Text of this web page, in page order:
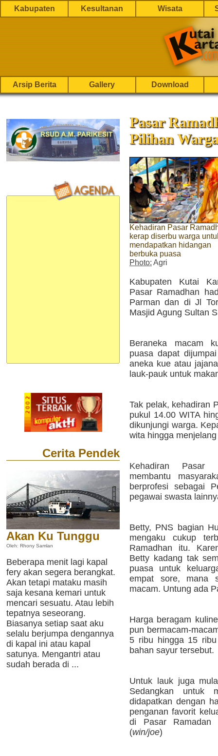
Kabupaten Kesultanan Wisata
Arsip Berita Gallery Download
Cerita Pendek
Akan Ku Tunggu
Oleh: Rhony Samlan
Beberapa menit lagi kapal
fery akan segera berangkat.
Akan tetapi mataku masih
saja kesana kemari untuk
mencari sesuatu. Atau lebih
tepatnya seseorang.
Biasanya setiap saat aku
selalu berjumpa dengannya
di kapal ini atau kapal
satunya. Mengantri atau
sudah berada di ...
Pasar
Pilihan
Kehadiran Pasar
kerap diserbu warga
mendapatkan hidangan
berbuka puasa
Photo: Agri
Kabupaten Kutai
Pasar Ramadhan
Parman dan di Jl
Masjid Agung Sultan
Beraneka macam
puasa dapat
aneka kue atau
lauk-pauk untuk
Tak pelak, kehadiran
pukul 14.00 WITA
dikunjungi warga.
wita hingga
Kehadiran Pasar
membantu
berprofesi sebagai
pegawai swasta
Betty, PNS bagian
mengaku cukup
Ramadhan itu.
Betty kadang tak
puasa untuk
empat sore, mana
macam. Untung ada
Harga beragam
pun bermacam-
5 ribu hingga 15
bahan sayur tersebut.
Untuk lauk juga
Sedangkan untuk
didapatkan dengan
penganan favorit
di Pasar Ramadan
(win/joe)